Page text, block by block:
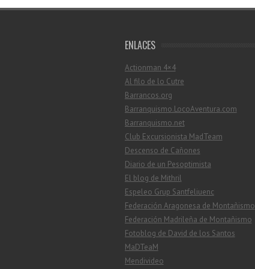
ENLACES
Actionman 4×4
Al filo de lo Cutre
Barrancos.org
Barranquismo.LocoAventura.com
Barranquismo.net
Club Excursionista MadTeam
Descenso de Cañones
Diario de un Pesoptimista
El blog de Mithril
Espeleo Grup Santfeliuenc
Federación Aragonesa de Montañismo
Federación Madrileña de Montañismo
Fotoblog de David de los Santos
MaDTeaM
Mendivideo